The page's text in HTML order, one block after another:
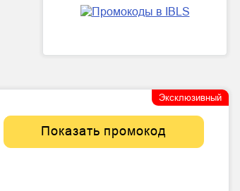
Эксклюзивный
Показать промокод